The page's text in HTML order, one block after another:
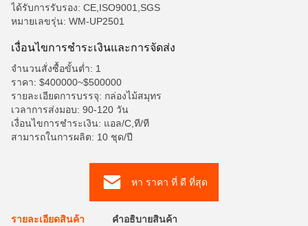
ได้รับการรับรอง: CE,ISO9001,SGS
หมายเลขรุ่น: WM-UP2501
เงื่อนไขการชําระเงินและการจัดส่ง
จำนวนสั่งซื้อขั้นต่ำ: 1
ราคา: $400000~$500000
รายละเอียดการบรรจุ: กล่องไม้สมุทร
เวลาการส่งมอบ: 90-120 วัน
เงื่อนไขการชำระเงิน: แอล/C,ที/ที
สามารถในการผลิต: 10 ชุด/ปี
หา ราคา ที่ ดี ที่สุด
รายละเอียดสินค้า คําอธิบายสินค้า